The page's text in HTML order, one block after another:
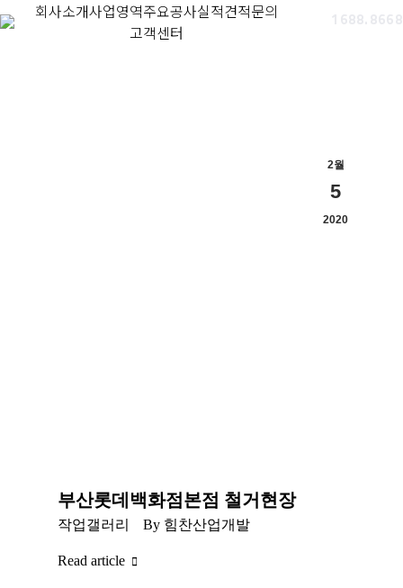
회사소개사업영역주요공사실적견적문의
고객센터
2월
5
2020
부산롯데백화점본점 철거현장
작업갤러리 By 힘찬산업개발
Read article